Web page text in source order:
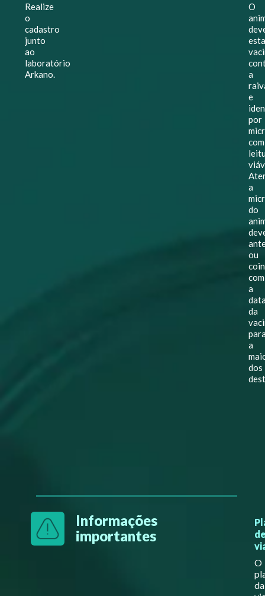
Realize
o
cadastro
junto
ao
laboratório
Arkano.
O
a
e
por
com
a
do
ou
com
a
da
a
dos
Informações
importantes
O
da